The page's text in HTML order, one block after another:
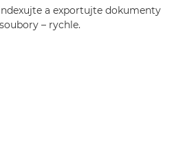
a exportujte dokumenty
– rychle.